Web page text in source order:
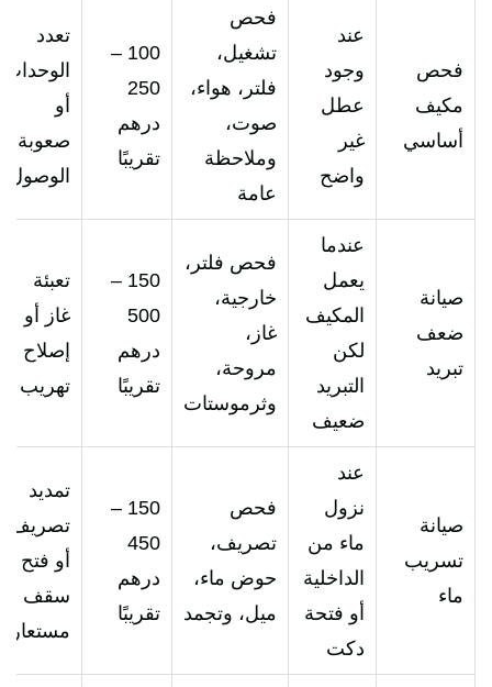
فحص
مكيف
أساسي
عند
وجود
عطل
غير
واضح
فحص
تشغيل،
فلتر، هواء،
صوت،
وملاحظة
عامة
100 –
250
درهم
تقريبًا
تعدد
الوحدات
أو
صعوبة
الوصول
صيانة
ضعف
تبريد
عندما
يعمل
المكيف
لكن
التبريد
ضعيف
فحص فلتر،
خارجية،
غاز،
مروحة،
وثرموستات
150 –
500
درهم
تقريبًا
تعبئة
غاز أو
إصلاح
تهريب
صيانة
تسريب
ماء
عند
نزول
ماء من
الداخلية
أو فتحة
دكت
فحص
تصريف،
حوض ماء،
ميل، وتجمد
150 –
450
درهم
تقريبًا
تمديد
تصريف
أو فتح
سقف
مستعار